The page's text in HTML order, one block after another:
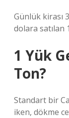
Günlük kirası
dolara satılan
1 Yük
Ton?
Standart bir
iken, dökme